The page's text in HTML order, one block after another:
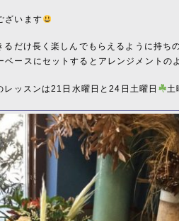
ざいます
だけ長く楽しんでもらえるように持ち
ベースにセットするとアレンジメントの
ッスンは21日水曜日と24日土曜日 土